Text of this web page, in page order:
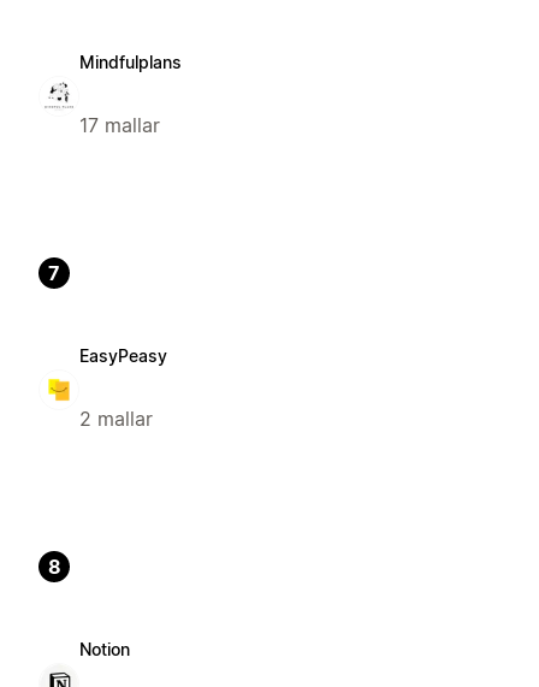
Mindfulplans
17 mallar
7
EasyPeasy
2 mallar
8
Notion